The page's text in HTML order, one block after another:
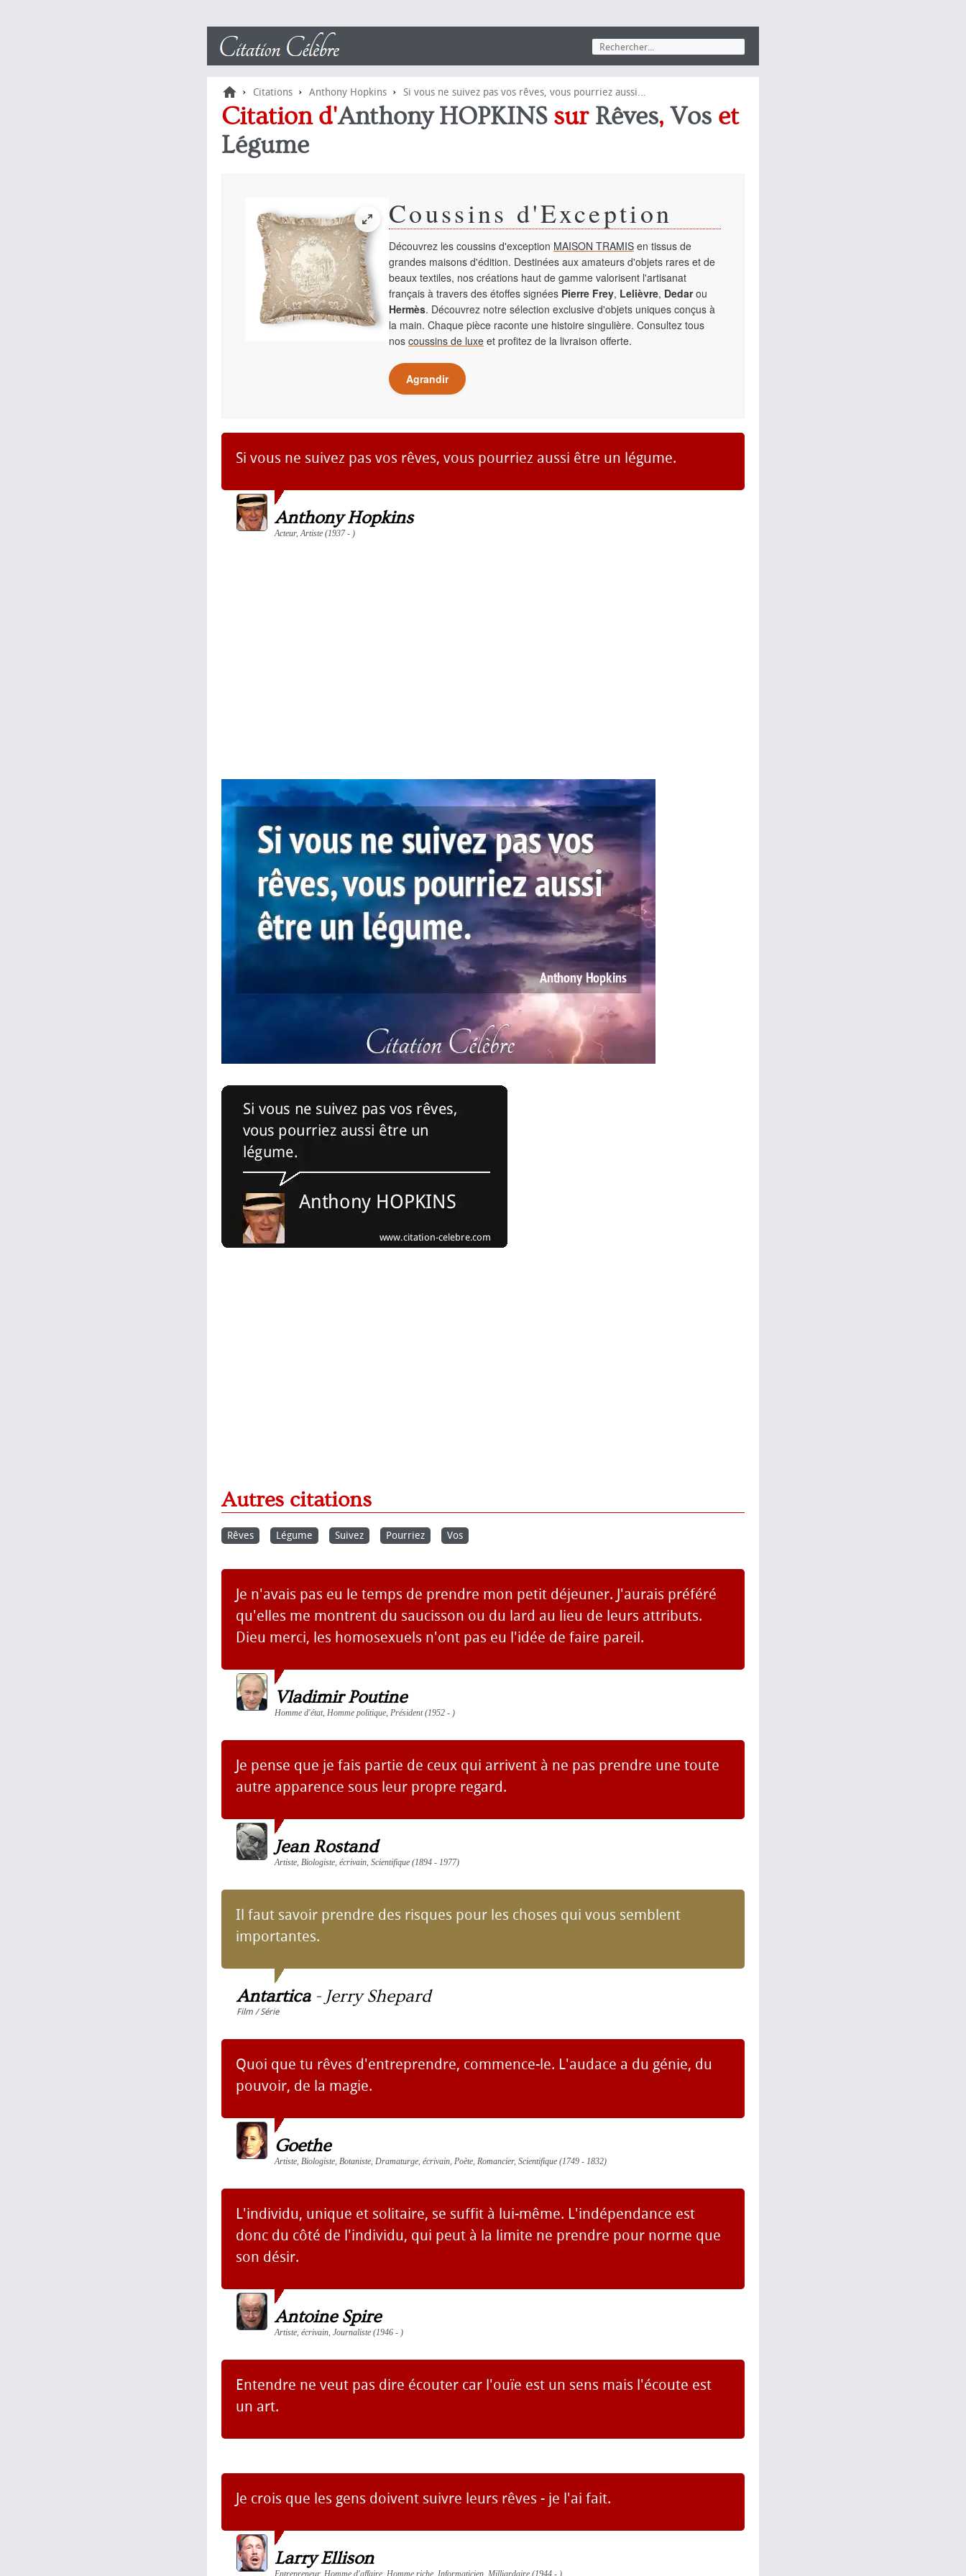
› Citations › Anthony Hopkins › Si vous ne suivez pas vos rêves, vous pourriez aussi...
Citation d'Anthony HOPKINSsur Rêves, Vos et
Légume
Coussins d'Exception
Découvrez les coussins d'exception MAISON TRAMIS en tissus de
grandes maisons d'édition. Destinées aux amateurs d'objets rares et de
beaux textiles, nos créations haut de gamme valorisent l'artisanat
français à travers des étoffes signées Pierre Frey, Lelièvre, Dedarou
Hermès. Découvrez notre sélection exclusive d'objets uniques conçus à
la main. Chaque pièce raconte une histoire singulière. Consultez tous
nos coussins de luxe et profitez de la livraison offerte.
Agrandir
Si vous ne suivez pas vos rêves, vous pourriez aussi être un légume.
Anthony Hopkins
Acteur, Artiste (1937 - )
Autres citations
Rêves Légume Suivez Pourriez Vos
Je n'avais pas eu le temps de prendre mon petit déjeuner. J'aurais préféré
qu'elles me montrent du saucisson ou du lard au lieu de leurs attributs.
Dieu merci, les homosexuels n'ont pas eu l'idée de faire pareil.
Vladimir Poutine
Homme d'état, Homme politique, Président (1952 - )
Je pense que je fais partie de ceux qui arrivent à ne pas prendre une toute
autre apparence sous leur propre regard.
Jean Rostand
Artiste, Biologiste, écrivain, Scientifique (1894 - 1977)
Il faut savoir prendre des risques pour les choses qui vous semblent
importantes.
Antartica- Jerry Shepard
Film / Série
Quoi que tu rêves d'entreprendre, commence-le. L'audace a du génie, du
pouvoir, de la magie.
Goethe
Artiste, Biologiste, Botaniste, Dramaturge, écrivain, Poète, Romancier, Scientifique (1749 - 1832)
L'individu, unique et solitaire, se suffit à lui-même. L'indépendance est
donc du côté de l'individu, qui peut à la limite ne prendre pour norme que
son désir.
Antoine Spire
Artiste, écrivain, Journaliste (1946 - )
Entendre ne veut pas dire écouter car l'ouïe est un sens mais l'écoute est
un art.
Je crois que les gens doivent suivre leurs rêves - je l'ai fait.
Larry Ellison
Entrepreneur, Homme d'affaire, Homme riche, Informaticien, Milliardaire (1944 - )